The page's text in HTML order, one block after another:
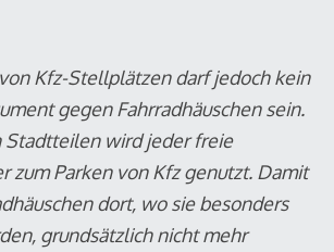
Kfz-Stellplätzen darf jedoch kein
gegen Fahrradhäuschen sein.
Stadtteilen wird jeder freie
zum Parken von Kfz genutzt. Damit
dort, wo sie besonders
grundsätzlich nicht mehr